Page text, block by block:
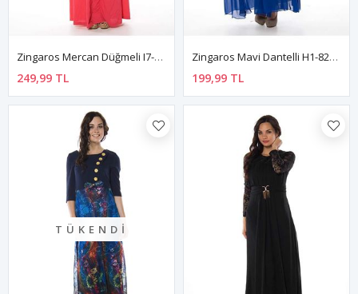
Zingaros Mercan Düğmeli I7-82476
249,99 TL
Zingaros Mavi Dantelli H1-82466
199,99 TL
TÜKENDI